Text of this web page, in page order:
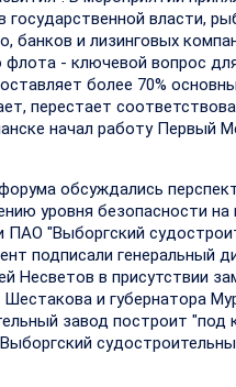
государственной власти,
банков и лизинговых
- ключевой вопрос
более 70%
перестает
начал работу
обсуждались
уровня безопасности
ПАО "Выборгский
подписали генеральный
Несветов в присутствии
и губернатора
завод построит